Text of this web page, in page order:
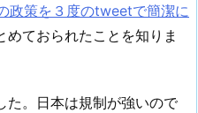
策を３度のtweetで簡潔に
めておられたことを知りま
た。日本は規制が強いので